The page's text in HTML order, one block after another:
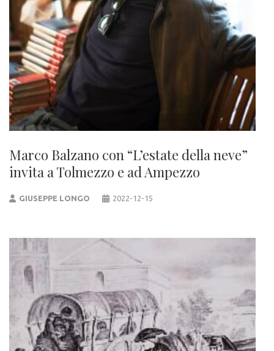
Marco Balzano con “L’estate della neve”
invita a Tolmezzo e ad Ampezzo
GIUSEPPE LONGO 2022-12-15